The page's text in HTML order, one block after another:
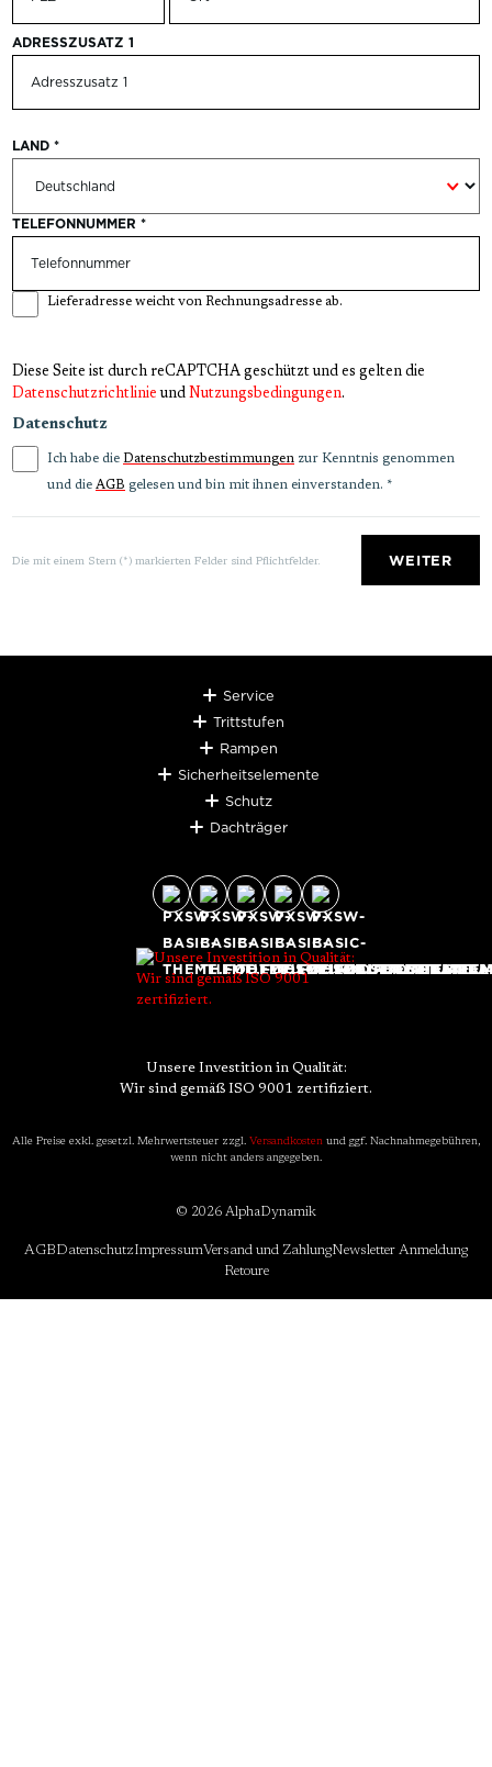
ADRESSZUSATZ 1
LAND *
TELEFONNUMMER *
Lieferadresse weicht von Rechnungsadresse ab.
Diese Seite ist durch reCAPTCHA geschützt und es gelten die
Datenschutzrichtlinie und Nutzungsbedingungen.
Datenschutz
Ich habe die Datenschutzbestimmungen zur Kenntnis genommen
und die AGB gelesen und bin mit ihnen einverstanden. *
Die mit einem Stern (*) markierten Felder sind Pflichtfelder. WEITER
Service
Trittstufen
Rampen
Sicherheitselemente
Schutz
Dachträger
Unsere Investition in Qualität:
Wir sind gemäß ISO 9001 zertifiziert.
Alle Preise exkl. gesetzl. Mehrwertsteuer zzgl. Versandkosten und ggf. Nachnahmegebühren,
wenn nicht anders angegeben.
© 2026 AlphaDynamik
AGBDatenschutzImpressumVersand und ZahlungNewsletter Anmeldung
Retoure